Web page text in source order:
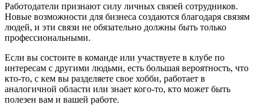
Работодатели признают силу личных связей сотрудников.
Новые возможности для бизнеса создаются благодаря связям
людей, и эти связи не обязательно должны быть только
профессиональными.
Если вы состоите в команде или участвуете в клубе по
интересам с другими людьми, есть большая вероятность, что
кто-то, с кем вы разделяете свое хобби, работает в
аналогичной области или знает кого-то, кто может быть
полезен вам и вашей работе.